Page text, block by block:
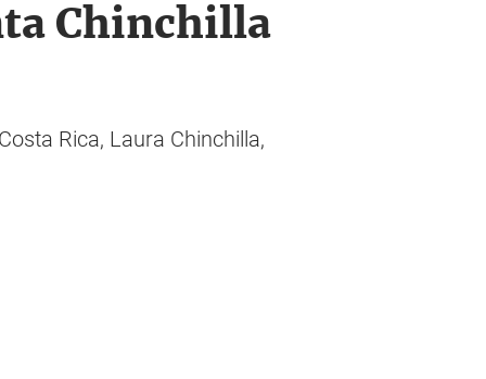
Chinchilla
Rica, Laura Chinchilla,